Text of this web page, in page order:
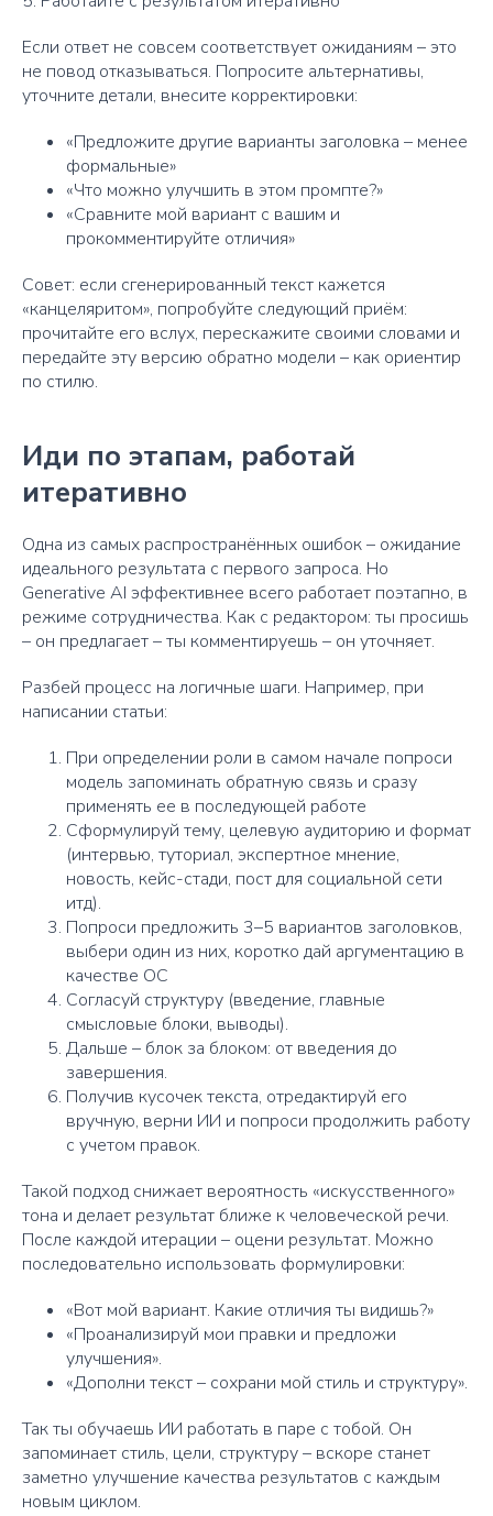
Если ответ не совсем соответствует ожиданиям – это
не повод отказываться. Попросите альтернативы,
уточните детали, внесите корректировки:
«Предложите другие варианты заголовка – менее
формальные»
«Что можно улучшить в этом промпте?»
«Сравните мой вариант с вашим и
прокомментируйте отличия»
Совет: если сгенерированный текст кажется
«канцеляритом», попробуйте следующий приём:
прочитайте его вслух, перескажите своими словами и
передайте эту версию обратно модели – как ориентир
по стилю.
Иди по этапам, работай
итеративно
Одна из самых распространённых ошибок – ожидание
идеального результата с первого запроса. Но
Generative AI эффективнее всего работает поэтапно, в
режиме сотрудничества. Как с редактором: ты просишь
– он предлагает – ты комментируешь – он уточняет.
Разбей процесс на логичные шаги. Например, при
написании статьи:
При определении роли в самом начале попроси
модель запоминать обратную связь и сразу
применять ее в последующей работе
Сформулируй тему, целевую аудиторию и формат
(интервью, туториал, экспертное мнение,
новость, кейс-стади, пост для социальной сети
итд).
Попроси предложить 3–5 вариантов заголовков,
выбери один из них, коротко дай аргументацию в
качестве ОС
Согласуй структуру (введение, главные
смысловые блоки, выводы).
Дальше – блок за блоком: от введения до
завершения.
Получив кусочек текста, отредактируй его
вручную, верни ИИ и попроси продолжить работу
с учетом правок.
Такой подход снижает вероятность «искусственного»
тона и делает результат ближе к человеческой речи.
После каждой итерации – оцени результат. Можно
последовательно использовать формулировки:
«Вот мой вариант. Какие отличия ты видишь?»
«Проанализируй мои правки и предложи
улучшения».
«Дополни текст – сохрани мой стиль и структуру».
Так ты обучаешь ИИ работать в паре с тобой. Он
запоминает стиль, цели, структуру – вскоре станет
заметно улучшение качества результатов с каждым
новым циклом.